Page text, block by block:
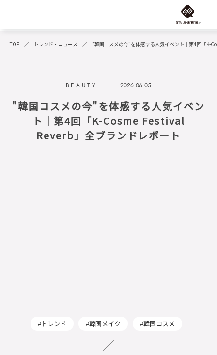
TOP トレンド・ニュース "韓国コスメの今"を体感する人気イベント｜第4回「K-
2026.06.05
"韓国コスメの今"を体感する人気イベン
ト｜第4回「K-Cosme Festival
Reverb」全ブランドレポート
トレンド 韓国メイク 韓国コスメ